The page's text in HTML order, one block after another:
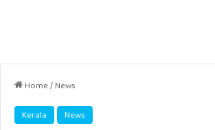
Home/News
Kerala News